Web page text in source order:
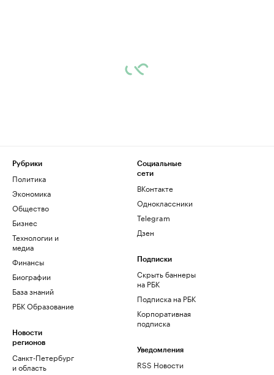
Рубрики
Политика
Экономика
Общество
Бизнес
Технологии и
медиа
Финансы
Биографии
База знаний
РБК Образование
Новости
регионов
Санкт-Петербург
и область
Социальные
сети
ВКонтакте
Одноклассники
Telegram
Дзен
Подписки
Скрыть баннеры
на РБК
Подписка на РБК
Корпоративная
подписка
Уведомления
RSS Новости